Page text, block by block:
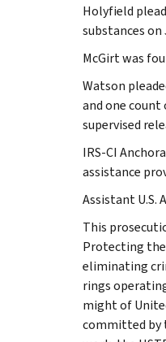
Holyfield
substances on
McGirt was
Watson
and one count
supervised
IRS-CI
assistance
Assistant U.S.
This
Protecting the
eliminating
rings
might of
committed by